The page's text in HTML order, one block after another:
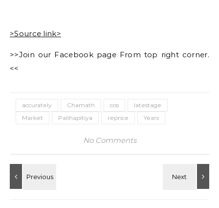
>Source link>
>>Join our Facebook page From top right corner.
<<
accurately Chamath cos
latestage
Market
Palihapitiya reprice Years
No Comments